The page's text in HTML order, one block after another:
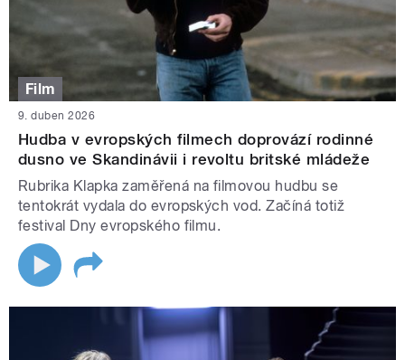
Film
9. duben 2026
Hudba v evropských filmech doprovází rodinné
dusno ve Skandinávii i revoltu britské mládeže
Rubrika Klapka zaměřená na filmovou hudbu se
tentokrát vydala do evropských vod. Začíná totiž
festival Dny evropského filmu.